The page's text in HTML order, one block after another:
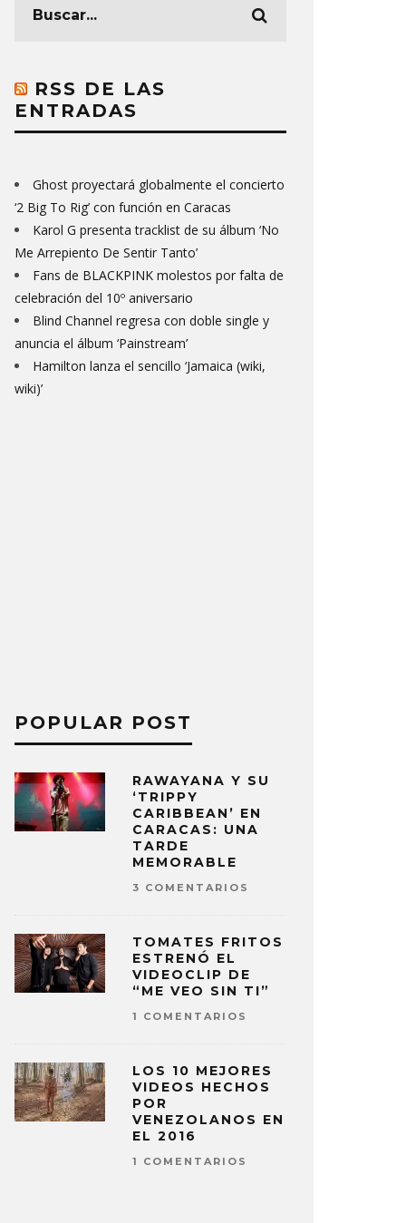
RSS DE LAS
ENTRADAS
Ghost proyectará globalmente el concierto
‘2 Big To Rig’ con función en Caracas
Karol G presenta tracklist de su álbum ‘No
Me Arrepiento De Sentir Tanto’
Fans de BLACKPINK molestos por falta de
celebración del 10º aniversario
Blind Channel regresa con doble single y
anuncia el álbum ‘Painstream’
Hamilton lanza el sencillo ‘Jamaica (wiki,
wiki)’
POPULAR POST
RAWAYANA Y SU
‘TRIPPY
CARIBBEAN’ EN
CARACAS: UNA
TARDE
MEMORABLE
3 COMENTARIOS
TOMATES FRITOS
ESTRENÓ EL
VIDEOCLIP DE
“ME VEO SIN TI”
1 COMENTARIOS
LOS 10 MEJORES
VIDEOS HECHOS
POR
VENEZOLANOS EN
EL 2016
1 COMENTARIOS